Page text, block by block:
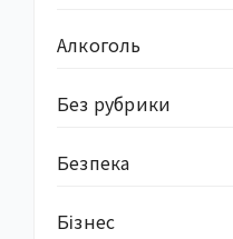
Алкоголь
Без рубрики
Безпека
Бізнес